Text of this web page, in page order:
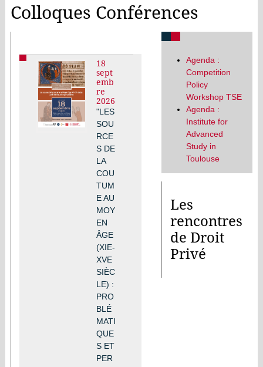
Colloques Conférences
18
sept
emb
re
2026
"LES
SOU
RCE
S DE
LA
COU
TUM
E AU
MOY
EN
ÂGE
(XIE-
XVE
SIÈC
LE) :
PRO
BLÉ
MATI
QUE
S ET
PER
Agenda :
Competition
Policy
Workshop TSE
Agenda :
Institute for
Advanced
Study in
Toulouse
Les
rencontres
de Droit
Privé